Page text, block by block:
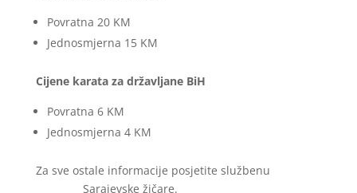
Povratna 20 KM
Jednosmjerna 15 KM
Cijene karata za državljane BiH
Povratna 6 KM
Jednosmjerna 4 KM
Za sve ostale informacije posjetite službenu
Sarajevske žičare.